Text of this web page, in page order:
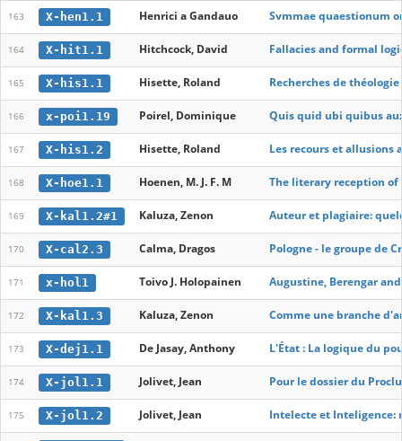
163 X-hen1.1 Henrici a Gandauo Svmmae quaestionum
164 X-hit1.1 Hitchcock, David Fallacies and formal
165 X-his1.1 Hisette, Roland Recherches de
166 x-poi1.19 Poirel, Dominique Quis quid ubi quibus
167 X-his1.2 Hisette, Roland Les recours et allusions
168 X-hoe1.1 Hoenen, M. J. F. M The literary reception of
169 X-kal1.2#1 Kaluza, Zenon Auteur et plagiaire:
170 X-cal2.3 Calma, Dragos Pologne - le groupe de
171 x-hol1 Toivo J. Holopainen Augustine, Berengar
172 X-kal1.3 Kaluza, Zenon Comme une branche
173 X-dej1.1 De Jasay, Anthony L'État : La logique du
174 X-jol1.1 Jolivet, Jean Pour le dossier du
175 X-jol1.2 Jolivet, Jean Intelecte et Inteligence: